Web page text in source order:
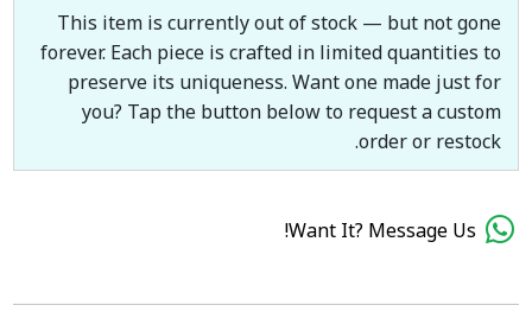
This item is currently out of stock — but not gone
forever. Each piece is crafted in limited quantities to
preserve its uniqueness. Want one made just for
you? Tap the button below to request a custom
order or restock.
Want It? Message Us!